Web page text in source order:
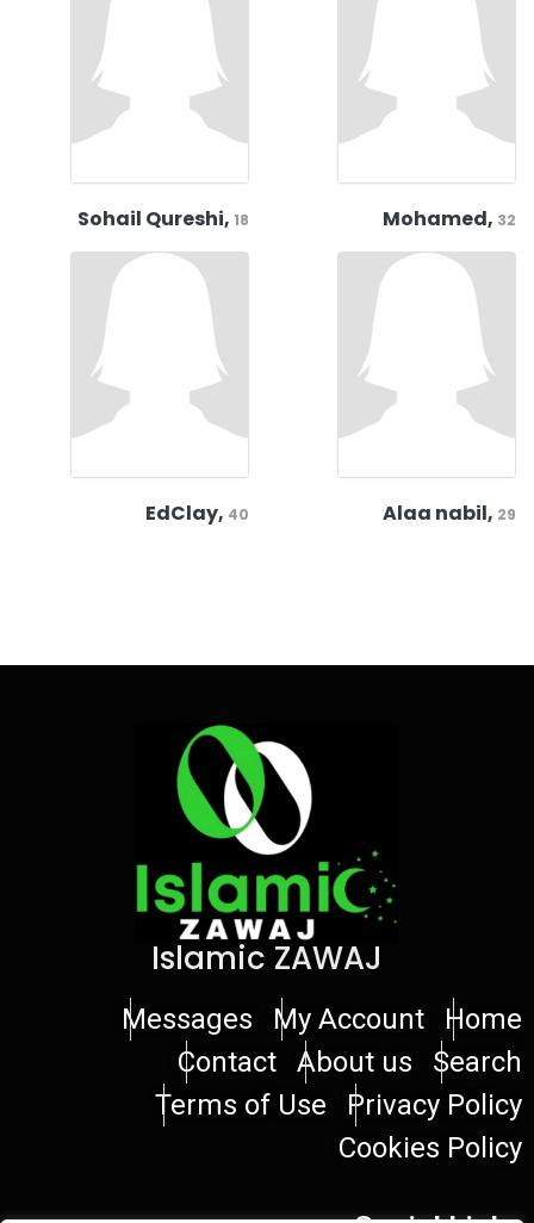
Mohamed, 32
Sohail Qureshi, 18
Alaa nabil, 29
EdClay, 40
Islamic ZAWAJ
Home
My Account
Messages
Search
About us
Contact
Privacy Policy
Terms of Use
Cookies Policy